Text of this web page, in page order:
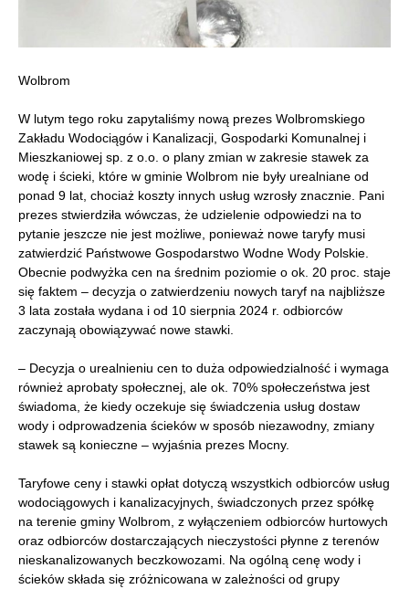
Wolbrom
W lutym tego roku zapytaliśmy nową prezes Wolbromskiego
Zakładu Wodociągów i Kanalizacji, Gospodarki Komunalnej i
Mieszkaniowej sp. z o.o. o plany zmian w zakresie stawek za
wodę i ścieki, które w gminie Wolbrom nie były urealniane od
ponad 9 lat, chociaż koszty innych usług wzrosły znacznie. Pani
prezes stwierdziła wówczas, że udzielenie odpowiedzi na to
pytanie jeszcze nie jest możliwe, ponieważ nowe taryfy musi
zatwierdzić Państwowe Gospodarstwo Wodne Wody Polskie.
Obecnie podwyżka cen na średnim poziomie o ok. 20 proc. staje
się faktem – decyzja o zatwierdzeniu nowych taryf na najbliższe
3 lata została wydana i od 10 sierpnia 2024 r. odbiorców
zaczynają obowiązywać nowe stawki.
– Decyzja o urealnieniu cen to duża odpowiedzialność i wymaga
również aprobaty społecznej, ale ok. 70% społeczeństwa jest
świadoma, że kiedy oczekuje się świadczenia usług dostaw
wody i odprowadzenia ścieków w sposób niezawodny, zmiany
stawek są konieczne – wyjaśnia prezes Mocny.
Taryfowe ceny i stawki opłat dotyczą wszystkich odbiorców usług
wodociągowych i kanalizacyjnych, świadczonych przez spółkę
na terenie gminy Wolbrom, z wyłączeniem odbiorców hurtowych
oraz odbiorców dostarczających nieczystości płynne z terenów
nieskanalizowanych beczkowozami. Na ogólną cenę wody i
ścieków składa się zróżnicowana w zależności od grupy